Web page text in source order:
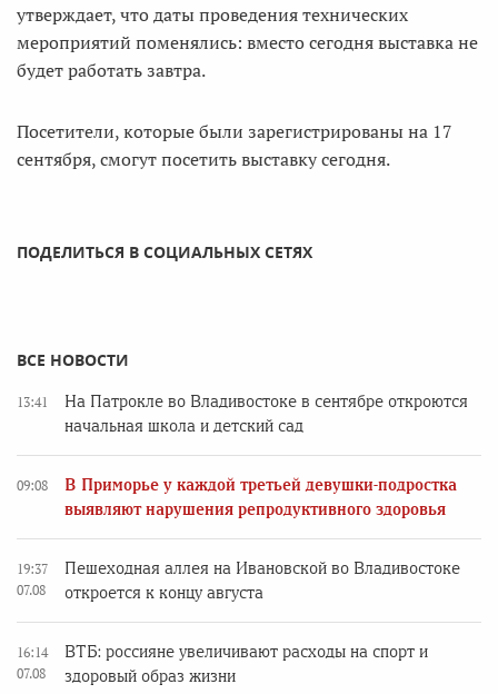
утверждает, что даты проведения технических
мероприятий поменялись: вместо сегодня выставка не
будет работать завтра.
Посетители, которые были зарегистрированы на 17
сентября, смогут посетить выставку сегодня.
ПОДЕЛИТЬСЯ В СОЦИАЛЬНЫХ СЕТЯХ
ВСЕ НОВОСТИ
13:41
На Патрокле во Владивостоке в сентябре откроются
начальная школа и детский сад
09:08
В Приморье у каждой третьей девушки-подростка
выявляют нарушения репродуктивного здоровья
19:37
07.08
Пешеходная аллея на Ивановской во Владивостоке
откроется к концу августа
16:14
07.08
ВТБ: россияне увеличивают расходы на спорт и
здоровый образ жизни